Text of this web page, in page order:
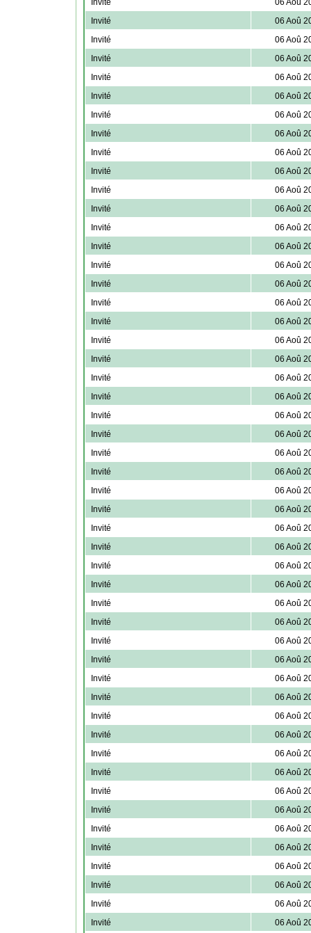
Invité
06 Aoû
Invité
06 Aoû
Invité
06 Aoû
Invité
06 Aoû
Invité
06 Aoû
Invité
06 Aoû
Invité
06 Aoû
Invité
06 Aoû
Invité
06 Aoû
Invité
06 Aoû
Invité
06 Aoû
Invité
06 Aoû
Invité
06 Aoû
Invité
06 Aoû
Invité
06 Aoû
Invité
06 Aoû
Invité
06 Aoû
Invité
06 Aoû
Invité
06 Aoû
Invité
06 Aoû
Invité
06 Aoû
Invité
06 Aoû
Invité
06 Aoû
Invité
06 Aoû
Invité
06 Aoû
Invité
06 Aoû
Invité
06 Aoû
Invité
06 Aoû
Invité
06 Aoû
Invité
06 Aoû
Invité
06 Aoû
Invité
06 Aoû
Invité
06 Aoû
Invité
06 Aoû
Invité
06 Aoû
Invité
06 Aoû
Invité
06 Aoû
Invité
06 Aoû
Invité
06 Aoû
Invité
06 Aoû
Invité
06 Aoû
Invité
06 Aoû
Invité
06 Aoû
Invité
06 Aoû
Invité
06 Aoû
Invité
06 Aoû
Invité
06 Aoû
Invité
06 Aoû
Invité
06 Aoû
Invité
06 Aoû